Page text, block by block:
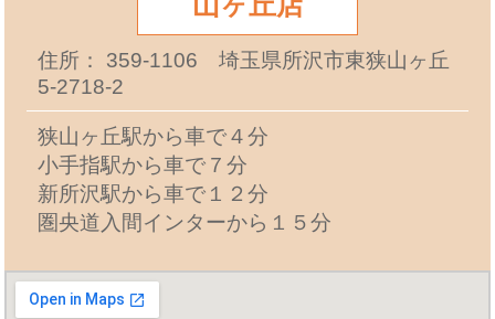
住所： 359-1106 埼玉県所沢市東狭山ヶ丘
5-2718-2
狭山ヶ丘駅から車で４分
小手指駅から車で７分
新所沢駅から車で１２分
圏央道入間インターから１５分